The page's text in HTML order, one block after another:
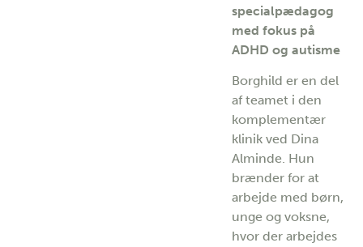
specialpædagog
med fokus på
ADHD og autisme
Borghild er en del
af teamet i den
komplementær
klinik ved Dina
Alminde. Hun
brænder for at
arbejde med børn,
unge og voksne,
hvor der arbejdes